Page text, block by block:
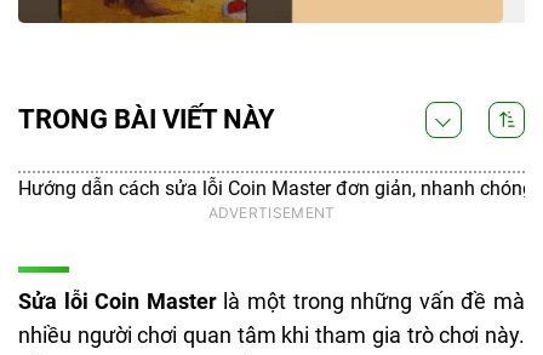
Sửa lỗi Coin Masterlà một trong những vấn đề mà
nhiều người chơi quan tâm khi tham gia trò chơi này.
TRONG BÀI VIẾT NÀY
Hướng dẫn cách sửa lỗi Coin Master đơn giản, nhanh chóng